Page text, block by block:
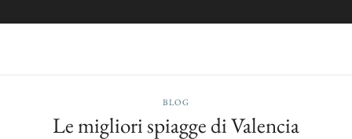
BLOG
Le migliori spiagge di Valencia